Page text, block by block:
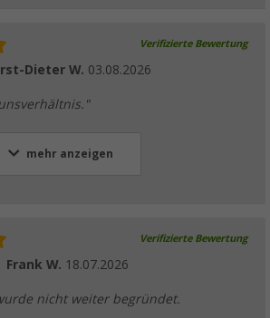
Verifizierte Bewertung
Dieter W. 03.08.2026
mehr anzeigen
Verifizierte Bewertung
Frank W. 18.07.2026
nicht weiter begründet.